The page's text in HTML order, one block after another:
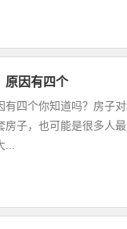
原因有四个
四个你知道吗？房子
子，也可能是很多人